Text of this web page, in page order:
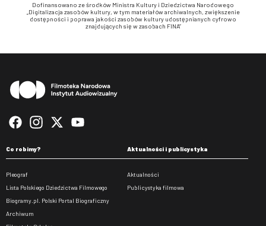
Dofinansowano ze środków Ministra Kultury i Dziedzictwa Narodowego
„Digitalizacja zasobów kultury, w tym materiałów archiwalnych, zwiększenie
dostępności i poprawa jakości zasobów kultury udostępnianych cyfrowo
znajdujących się w zasobach FINA”
Co robimy?
Pleograf
Lista Polskiego Dziedzictwa Filmowego
Biogramy.pl. Polski Portal Biograficzny
Archiwum
Aktualności i publicystyka
Aktualności
Publicystyka filmowa